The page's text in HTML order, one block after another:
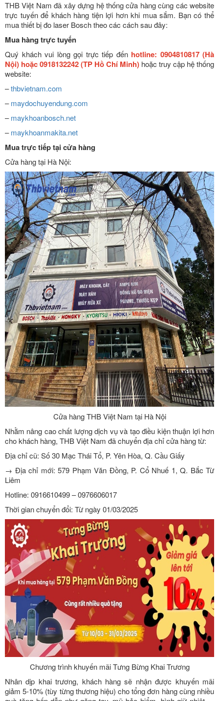
THB Việt Nam đã xây dựng hệ thống cửa hàng cùng các website
trực tuyến để khách hàng tiện lợi hơn khi mua sắm. Bạn có thể
mua thiết bị đo laser Bosch theo các cách sau đây:
Mua hàng trực tuyến
Quý khách vui lòng gọi trực tiếp đến hotline: 0904810817 (Hà
Nội) hoặc 0918132242 (TP Hồ Chí Minh) hoặc truy cập hệ thống
website:
–thbvietnam.com
–maydochuyendung.com
–maykhoanbosch.net
–maykhoanmakita.net
Mua trực tiếp tại cửa hàng
Cửa hàng tại Hà Nội:
Cửa hàng THB Việt Nam tại Hà Nội
Nhằm nâng cao chất lượng dịch vụ và tạo điều kiện thuận lợi hơn
cho khách hàng, THB Việt Nam đã chuyển địa chỉ cửa hàng từ:
Địa chỉ cũ: Số 30 Mạc Thái Tổ, P. Yên Hòa, Q. Cầu Giấy
→ Địa chỉ mới: 579 Phạm Văn Đồng, P. Cổ Nhuế 1, Q. Bắc Từ
Liêm
Hotline: 0916610499 – 0976606017
Thời gian chuyển đổi: Từ ngày 01/03/2025
Chương trình khuyến mãi Tưng Bừng Khai Trương
Nhân dịp khai trương, khách hàng sẽ nhận được khuyến mãi
giảm 5-10% (tùy từng thương hiệu) cho tổng đơn hàng cùng nhiều